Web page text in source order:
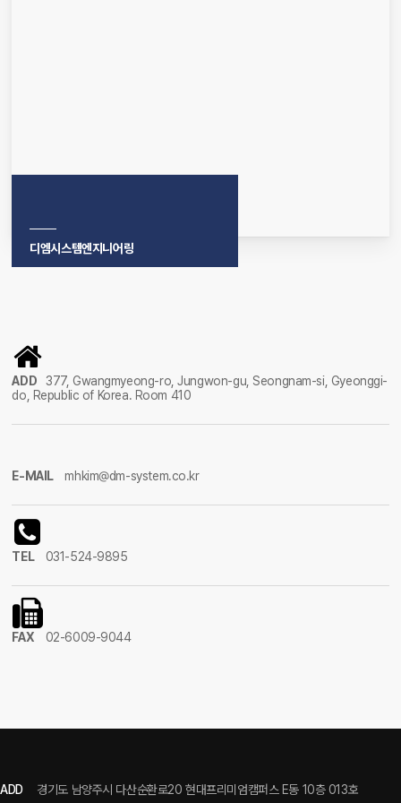
디엠시스템엔지니어링
ADD
377, Gwangmyeong-ro, Jungwon-gu, Seongnam-si, Gyeonggi-
do, Republic of Korea. Room 410
E-MAIL mhkim@dm-system.co.kr
TEL 031-524-9895
FAX 02-6009-9044
ADD
경기도 남양주시 다산순환로20 현대프리미엄캠퍼스 E동 10층 013호